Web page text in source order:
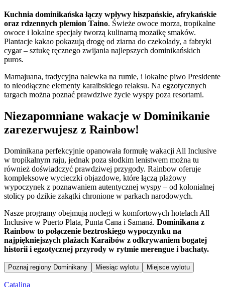
Kuchnia dominikańska łączy wpływy hiszpańskie, afrykańskie
oraz rdzennych plemion Taino. Świeże owoce morza, tropikalne
owoce i lokalne specjały tworzą kulinarną mozaikę smaków.
Plantacje kakao pokazują drogę od ziarna do czekolady, a fabryki
cygar – sztukę ręcznego zwijania najlepszych dominikańskich
puros.
Mamajuana, tradycyjna nalewka na rumie, i lokalne piwo Presidente
to nieodłączne elementy karaibskiego relaksu. Na egzotycznych
targach można poznać prawdziwe życie wyspy poza resortami.
Niezapomniane wakacje w Dominikanie
zarezerwujesz z Rainbow!
Dominikana perfekcyjnie opanowała formułę wakacji All Inclusive
w tropikalnym raju, jednak poza słodkim lenistwem można tu
również doświadczyć prawdziwej przygody. Rainbow oferuje
kompleksowe wycieczki objazdowe, które łączą plażowy
wypoczynek z poznawaniem autentycznej wyspy – od kolonialnej
stolicy po dzikie zakątki chronione w parkach narodowych.
Nasze programy obejmują noclegi w komfortowych hotelach All
Inclusive w Puerto Plata, Punta Cana i Samaná. Dominikana z
Rainbow to połączenie beztroskiego wypoczynku na
najpiękniejszych plażach Karaibów z odkrywaniem bogatej
historii i egzotycznej przyrody w rytmie merengue i bachaty.
Poznaj regiony Dominikany Miesiąc wylotu Miejsce wylotu
Catalina